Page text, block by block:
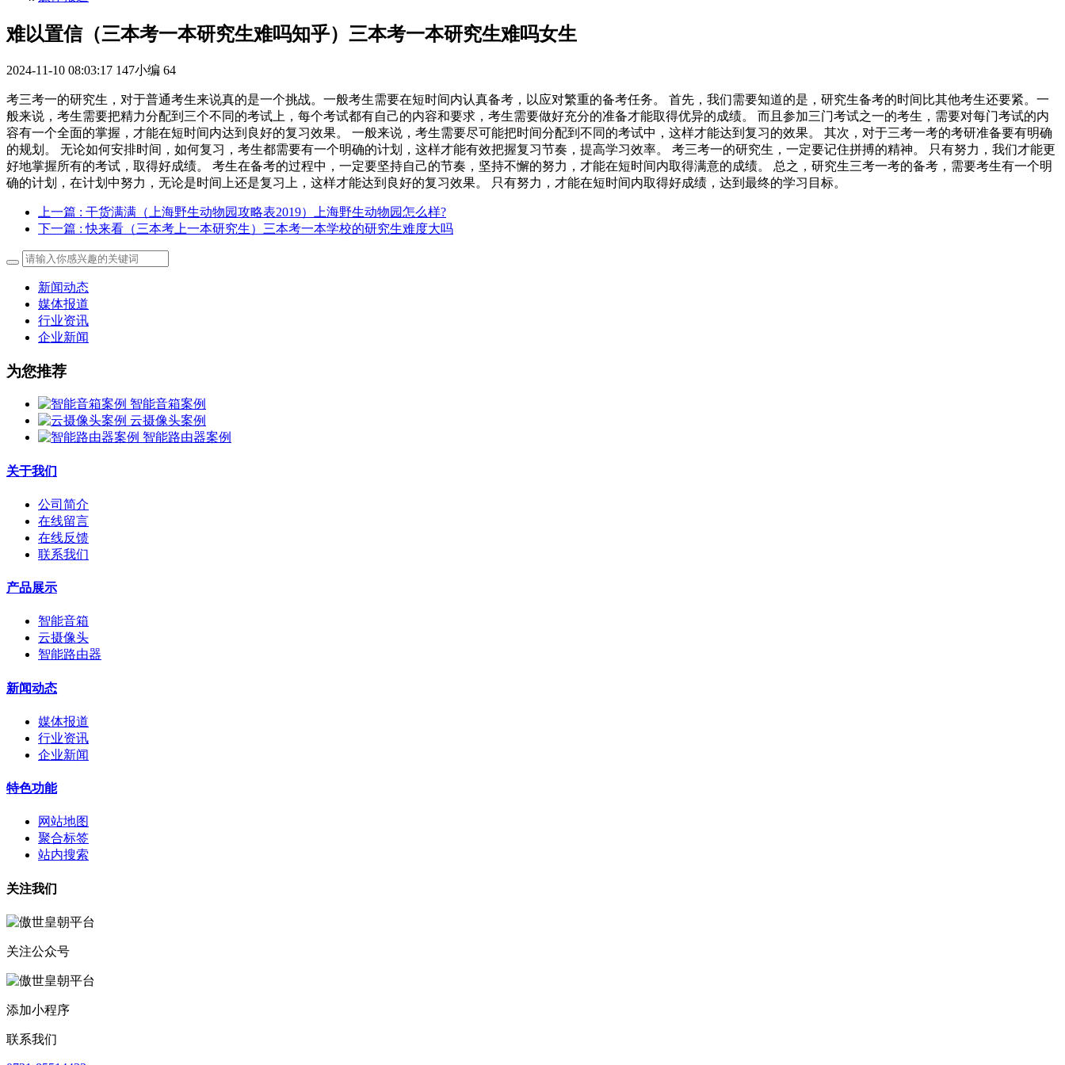
难以置信（三本考一本研究生难吗知乎）三本考一本研究生难吗女生
2024-11-10 08:03:17 147小编 64
考三考一的研究生，对于普通考生来说真的是一个挑战。一般考生需要在短时间内认真备考，以应对繁重的备考任务。 首先，我们需要知道的是，研究生备考的时间比其他考生还要紧。一
般来说，考生需要把精力分配到三个不同的考试上，每个考试都有自己的内容和要求，考生需要做好充分的准备才能取得优异的成绩。 而且参加三门考试之一的考生，需要对每门考试的内
容有一个全面的掌握，才能在短时间内达到良好的复习效果。 一般来说，考生需要尽可能把时间分配到不同的考试中，这样才能达到复习的效果。 其次，对于三考一考的考研准备要有明确
的规划。 无论如何安排时间，如何复习，考生都需要有一个明确的计划，这样才能有效把握复习节奏，提高学习效率。 考三考一的研究生，一定要记住拼搏的精神。 只有努力，我们才能更
好地掌握所有的考试，取得好成绩。 考生在备考的过程中，一定要坚持自己的节奏，坚持不懈的努力，才能在短时间内取得满意的成绩。 总之，研究生三考一考的备考，需要考生有一个明
确的计划，在计划中努力，无论是时间上还是复习上，这样才能达到良好的复习效果。 只有努力，才能在短时间内取得好成绩，达到最终的学习目标。
上一篇 : 干货满满（上海野生动物园攻略表2019）上海野生动物园怎么样?
下一篇 : 快来看（三本考上一本研究生）三本考一本学校的研究生难度大吗
新闻动态
媒体报道
行业资讯
企业新闻
为您推荐
智能音箱案例
云摄像头案例
智能路由器案例
关于我们
公司简介
在线留言
在线反馈
联系我们
产品展示
智能音箱
云摄像头
智能路由器
新闻动态
媒体报道
行业资讯
企业新闻
特色功能
网站地图
聚合标签
站内搜索
关注我们
关注公众号
添加小程序
联系我们